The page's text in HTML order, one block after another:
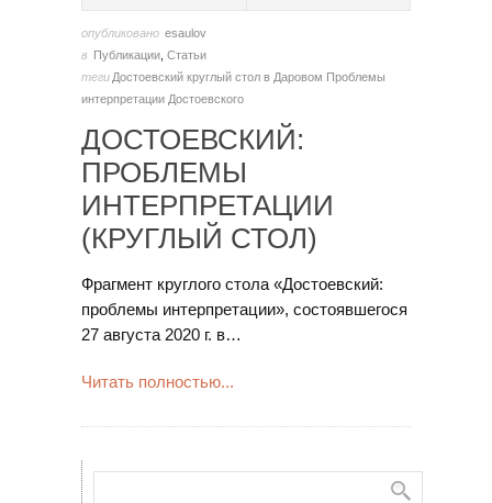
опубликовано esaulov
в Публикации Статьи
теги Достоевский круглый стол в Даровом Проблемы
интерпретации Достоевского
ДОСТОЕВСКИЙ:
ПРОБЛЕМЫ
ИНТЕРПРЕТАЦИИ
(КРУГЛЫЙ СТОЛ)
Фрагмент круглого стола «Достоевский:
проблемы интерпретации», состоявшегося
27 августа 2020 г. в…
Читать полностью...